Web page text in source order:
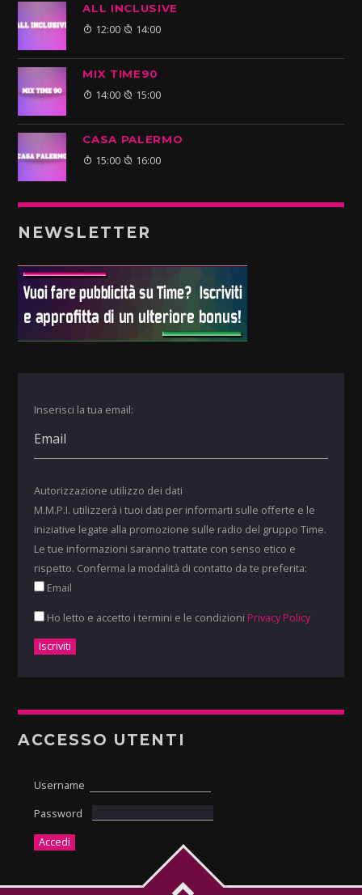
ALL INCLUSIVE
12:00 14:00
MIX TIME90
14:00 15:00
CASA PALERMO
15:00 16:00
NEWSLETTER
Inserisci la tua email:
Autorizzazione utilizzo dei dati
M.M.P.I. utilizzerà i tuoi dati per informarti sulle offerte e le
iniziative legate alla promozione sulle radio del gruppo Time.
Le tue informazioni saranno trattate con senso etico e
rispetto. Conferma la modalità di contatto da te preferita:
Email
Ho letto e accetto i termini e le condizioni Privacy Policy
ACCESSO UTENTI
Username
Password